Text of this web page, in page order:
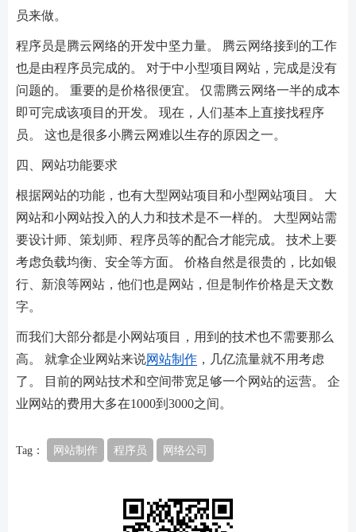
员来做。
程序员是腾云网络的开发中坚力量。 腾云网络接到的工作
也是由程序员完成的。 对于中小型项目网站，完成是没有
问题的。 重要的是价格很便宜。 仅需腾云网络一半的成本
即可完成该项目的开发。 现在，人们基本上直接找程序
员。 这也是很多小腾云网难以生存的原因之一。
四、网站功能要求
根据网站的功能，也有大型网站项目和小型网站项目。 大
网站和小网站投入的人力和技术是不一样的。 大型网站需
要设计师、策划师、程序员等的配合才能完成。 技术上要
考虑负载均衡、安全等方面。 价格自然是很贵的，比如银
行、新浪等网站，他们也是网站，但是制作价格是天文数
字。
而我们大部分都是小网站项目，用到的技术也不需要那么
高。 就拿企业网站来说网站制作 ，几亿流量就不用考虑
了。 目前的网站技术和空间带宽足够一个网站的运营。 企
业网站的费用大多在1000到3000之间。
Tag： 网站制作 程序员 网络公司